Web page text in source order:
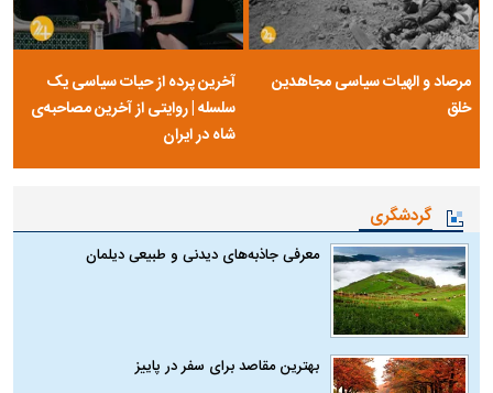
مرصاد و الهیات سیاسی مجاهدین
خلق
آخرین پرده از حیات سیاسی یک
سلسله | روایتی از آخرین مصاحبه‌ی
شاه در ایران
گردشگری
معرفی جاذبه‌های دیدنی و طبیعی دیلمان
بهترین مقاصد برای سفر در پاییز